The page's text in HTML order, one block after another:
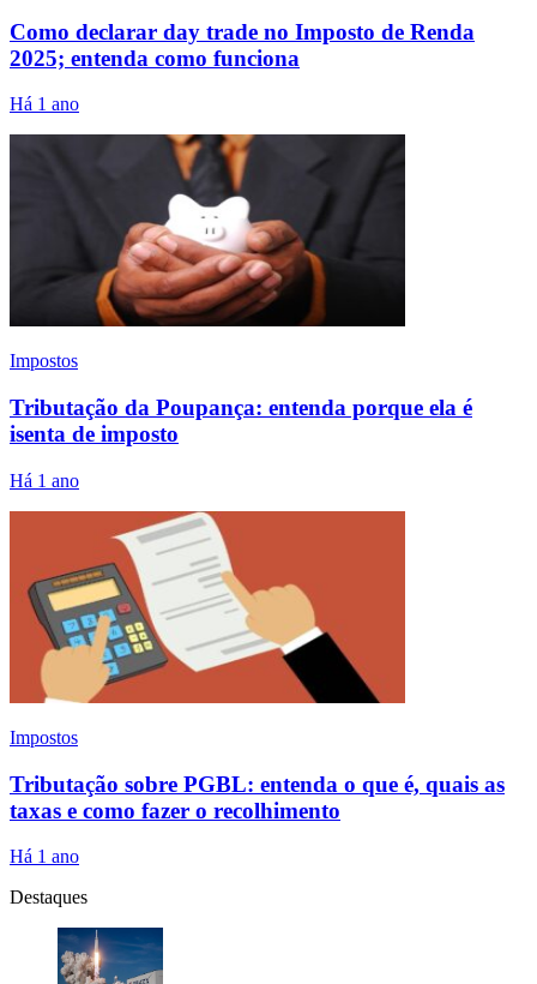
Como declarar day trade no Imposto de Renda
2025; entenda como funciona
Há 1 ano
Impostos
Tributação da Poupança: entenda porque ela é
isenta de imposto
Há 1 ano
Impostos
Tributação sobre PGBL: entenda o que é, quais as
taxas e como fazer o recolhimento
Há 1 ano
Destaques